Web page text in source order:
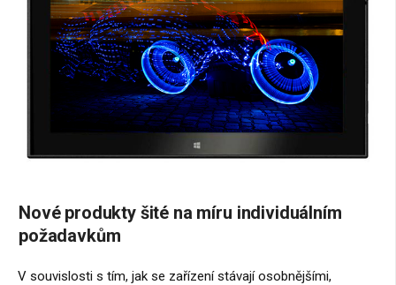
Nové produkty šité na míru individuálním
požadavkům
V souvislosti s tím, jak se zařízení stávají osobnějšími,